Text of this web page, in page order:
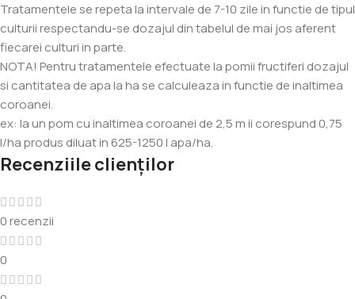
Tratamentele se repeta la intervale de 7-10 zile in functie de tipul
culturii respectandu-se dozajul din tabelul de mai jos aferent
fiecarei culturi in parte.
NOTA! Pentru tratamentele efectuate la pomii fructiferi dozajul
si cantitatea de apa la ha se calculeaza in functie de inaltimea
coroanei.
ex: la un pom cu inaltimea coroanei de 2,5 m ii corespund 0,75
l/ha produs diluat in 625-1250 l apa/ha.
Recenziile clienților
0 recenzii
0